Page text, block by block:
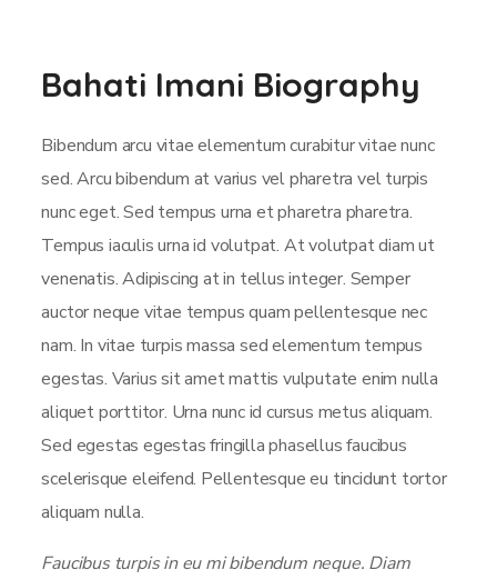
Bahati Imani Biography
Bibendum arcu vitae elementum curabitur vitae nunc
sed. Arcu bibendum at varius vel pharetra vel turpis
nunc eget. Sed tempus urna et pharetra pharetra.
Tempus iaculis urna id volutpat. At volutpat diam ut
venenatis. Adipiscing at in tellus integer. Semper
auctor neque vitae tempus quam pellentesque nec
nam. In vitae turpis massa sed elementum tempus
egestas. Varius sit amet mattis vulputate enim nulla
aliquet porttitor. Urna nunc id cursus metus aliquam.
Sed egestas egestas fringilla phasellus faucibus
scelerisque eleifend. Pellentesque eu tincidunt tortor
aliquam nulla.
Faucibus turpis in eu mi bibendum neque. Diam